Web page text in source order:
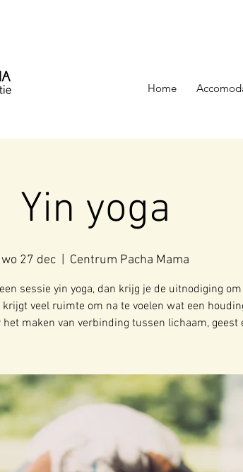
Home
Yin yoga
wo 27 dec Centrum Pacha Mama
sessie yin yoga, dan krijg je de uitnodiging om
veel ruimte om na te voelen wat een
het maken van verbinding tussen lichaam, geest